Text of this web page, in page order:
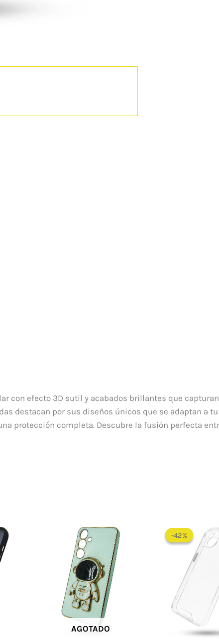
con efecto 3D sutil y acabados brillantes que
destacan por sus diseños únicos que se adaptan a
protección completa. Descubre la fusión perfecta
AGOTADO
-42%
-42%
era:
$